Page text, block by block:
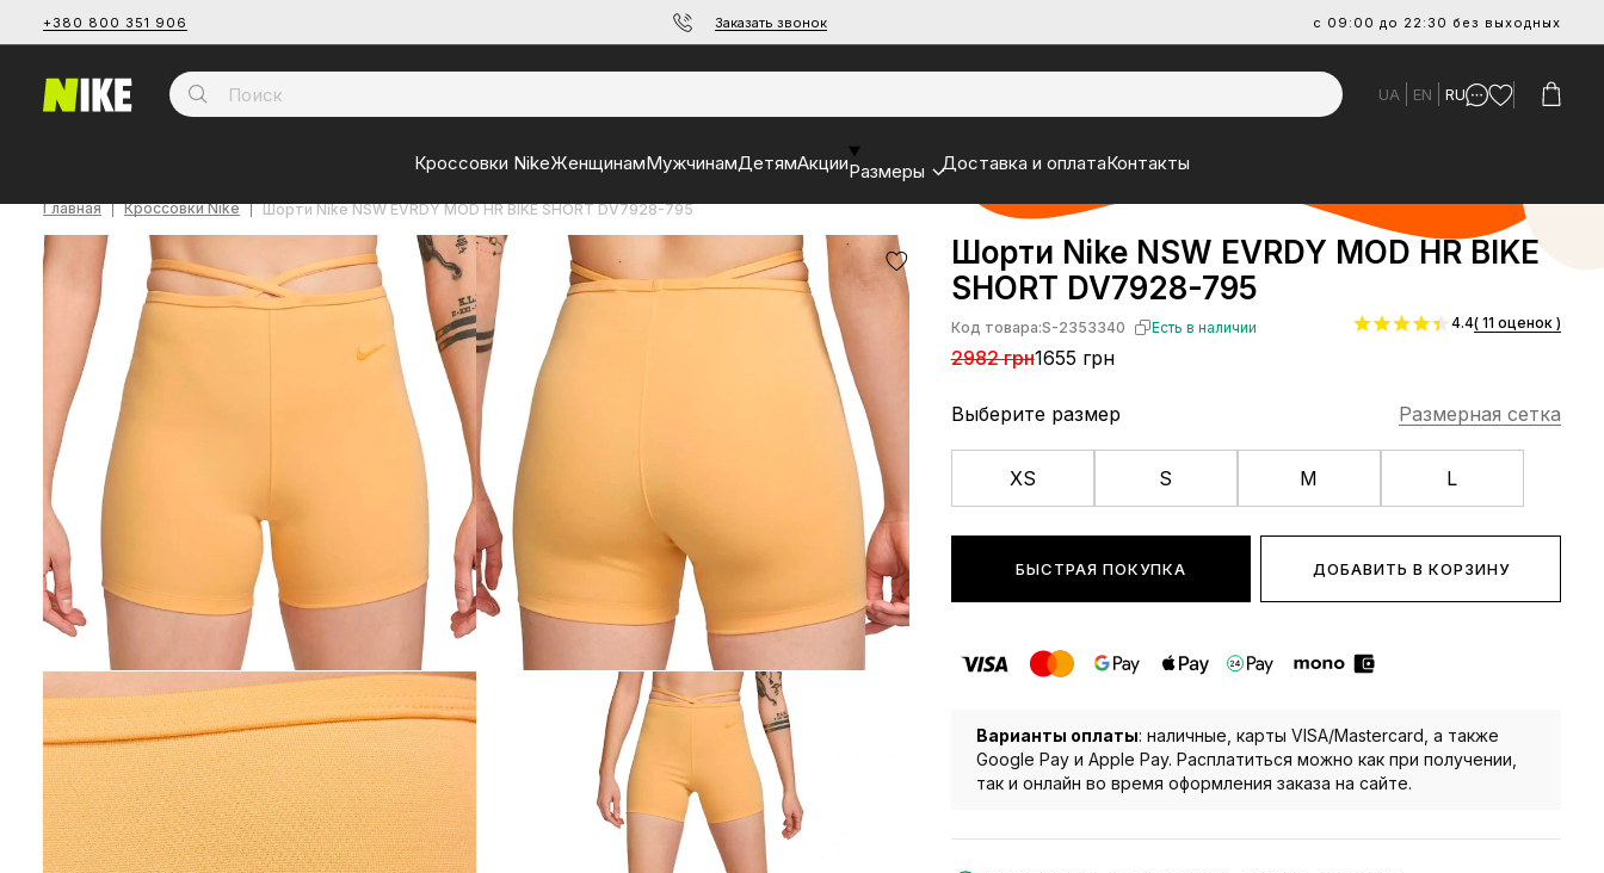
+380 800 351 906 Заказать звонок с 09:00 до 22:30 без выходных
UA EN RU
Кроссовки NikeЖенщинамМужчинамДетямАкцииРазмеры Доставка и оплатаКонтакты
Главная Кроссовки Nike Шорти Nike NSW EVRDY MOD HR BIKE SHORT DV7928-795
Шорти Nike NSW EVRDY MOD HR BIKE
SHORT DV7928-795
Код товара:S-2353340 Есть в наличии
2982 грн1655 грн
4.4( 11 оценок )
Выберите размер Размерная сетка
XS S M L
БЫСТРАЯ ПОКУПКА ДОБАВИТЬ В КОРЗИНУ
Варианты оплаты: наличные, карты VISA/Mastercard, а также
Google Pay и Apple Pay. Расплатиться можно как при получении,
так и онлайн во время оформления заказа на сайте.